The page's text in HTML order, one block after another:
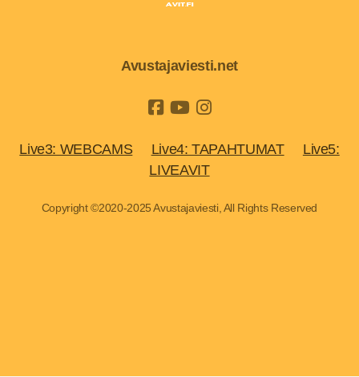
Avustajaviesti.net
Live3: WEBCAMS Live4: TAPAHTUMAT
Live5:
LIVEAVIT
Copyright ©2020-2025 Avustajaviesti, All Rights Reserved